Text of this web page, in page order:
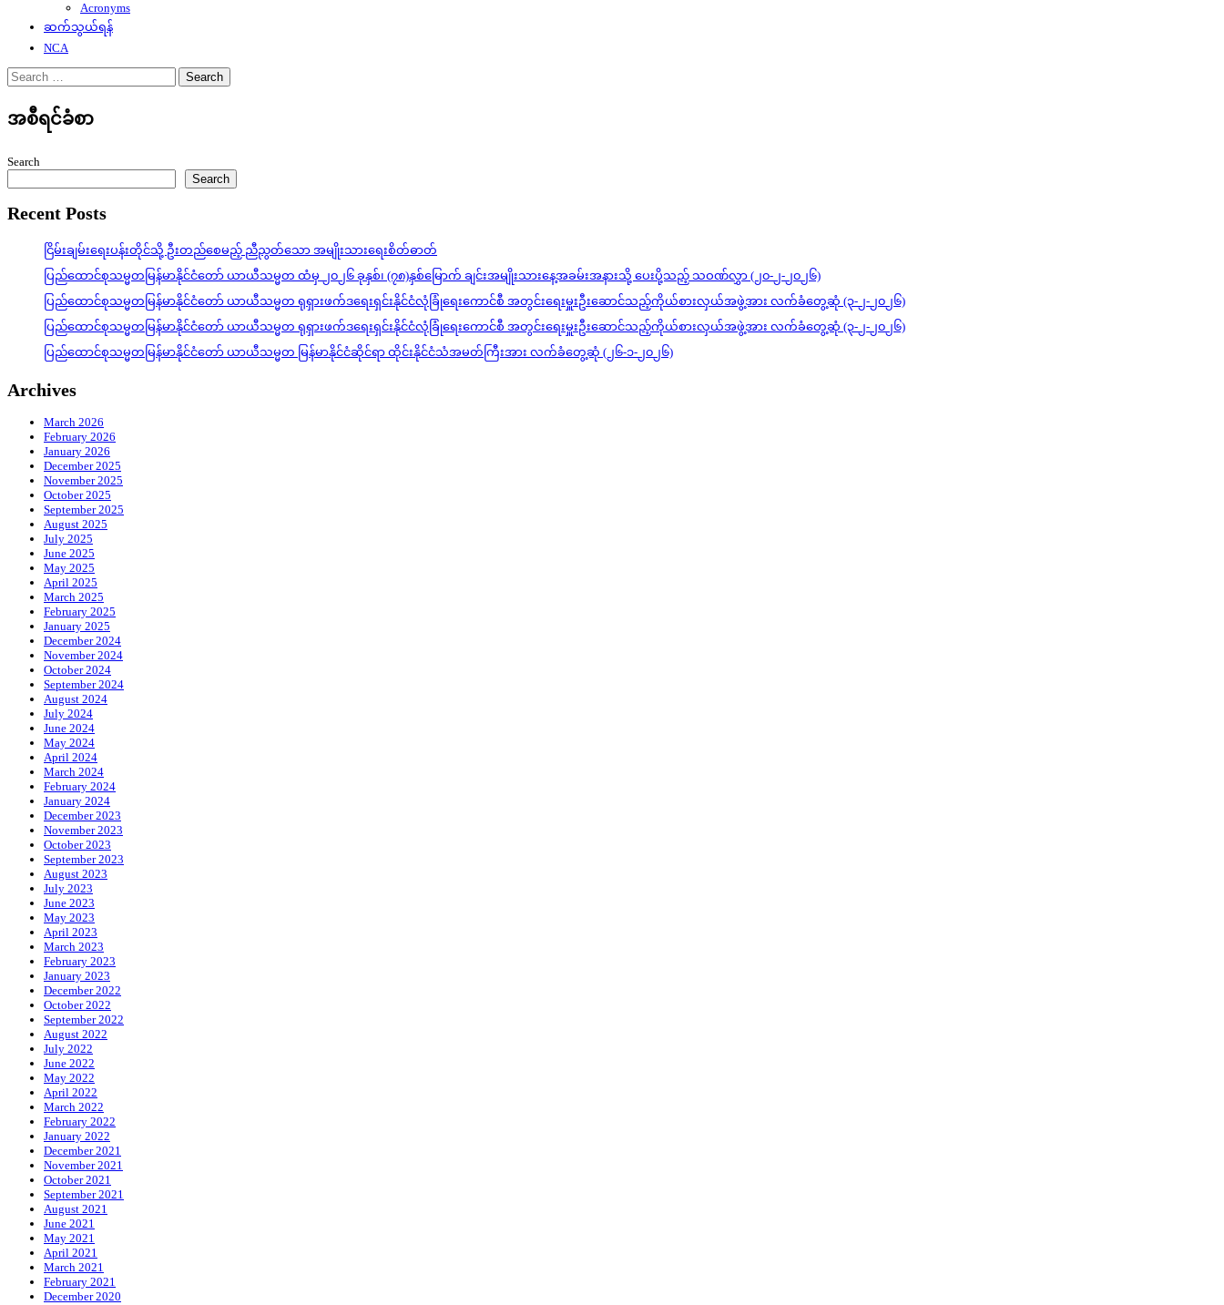
Acronyms
ဆက်သွယ်ရန်
NCA
Search
for:
အစီရင်ခံစာ
Search
Search
Recent Posts
ငြိမ်းချမ်းရေးပန်းတိုင်သို့ ဦးတည်စေမည့် ညီညွတ်သော အမျိုးသားရေးစိတ်ဓာတ်
ပြည်ထောင်စုသမ္မတမြန်မာနိုင်ငံတော် ယာယီသမ္မတ ထံမှ ၂၀၂၆ ခုနှစ်၊ (၇၈)နှစ်မြောက် ချင်းအမျိုးသားနေ့အခမ်းအနားသို့ ပေးပို့သည့် သဝဏ်လွှာ (၂၀-၂-၂၀၂၆)
ပြည်ထောင်စုသမ္မတမြန်မာနိုင်ငံတော် ယာယီသမ္မတ ရုရှားဖက်ဒရေးရှင်းနိုင်ငံလုံခြုံရေးကောင်စီ အတွင်းရေးမှူးဦးဆောင်သည့်ကိုယ်စားလှယ်အဖွဲ့အား လက်ခံတွေ့ဆုံ (၃-၂-၂၀၂၆)
ပြည်ထောင်စုသမ္မတမြန်မာနိုင်ငံတော် ယာယီသမ္မတ ရုရှားဖက်ဒရေးရှင်းနိုင်ငံလုံခြုံရေးကောင်စီ အတွင်းရေးမှူးဦးဆောင်သည့်ကိုယ်စားလှယ်အဖွဲ့အား လက်ခံတွေ့ဆုံ (၃-၂-၂၀၂၆)
ပြည်ထောင်စုသမ္မတမြန်မာနိုင်ငံတော် ယာယီသမ္မတ မြန်မာနိုင်ငံဆိုင်ရာ ထိုင်းနိုင်ငံသံအမတ်ကြီးအား လက်ခံတွေ့ဆုံ (၂၆-၁-၂၀၂၆)
Archives
March 2026
February 2026
January 2026
December 2025
November 2025
October 2025
September 2025
August 2025
July 2025
June 2025
May 2025
April 2025
March 2025
February 2025
January 2025
December 2024
November 2024
October 2024
September 2024
August 2024
July 2024
June 2024
May 2024
April 2024
March 2024
February 2024
January 2024
December 2023
November 2023
October 2023
September 2023
August 2023
July 2023
June 2023
May 2023
April 2023
March 2023
February 2023
January 2023
December 2022
October 2022
September 2022
August 2022
July 2022
June 2022
May 2022
April 2022
March 2022
February 2022
January 2022
December 2021
November 2021
October 2021
September 2021
August 2021
June 2021
May 2021
April 2021
March 2021
February 2021
December 2020